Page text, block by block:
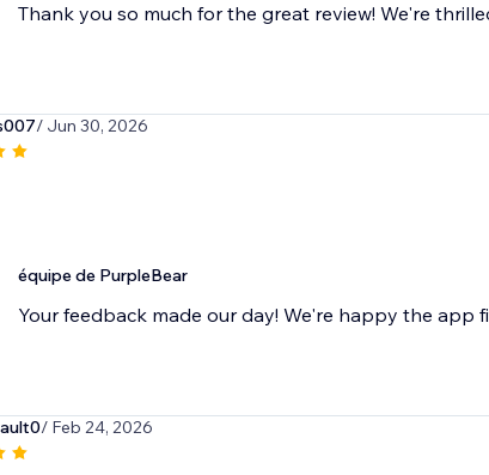
Thank you so much for the great review! We're
/ Jun 30, 2026
équipe de PurpleBear
Your feedback made our day! We're happy the app
/ Feb 24, 2026